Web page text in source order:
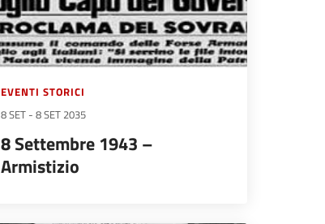
EVENTI STORICI
8 SET - 8 SET 2035
8 Settembre 1943 –
Armistizio